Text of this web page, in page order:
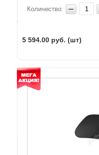
Количество:
5 594.00 руб. (шт)